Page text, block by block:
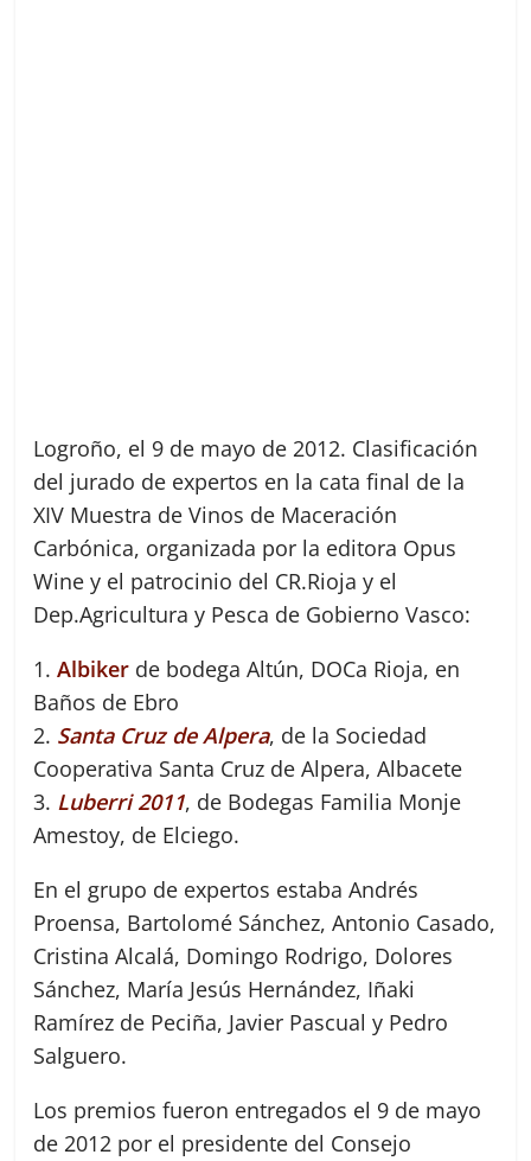
Logroño, el 9 de mayo de 2012. Clasificación
del jurado de expertos en la cata final de la
XIV Muestra de Vinos de Maceración
Carbónica, organizada por la editora Opus
Wine y el patrocinio del CR.Rioja y el
Dep.Agricultura y Pesca de Gobierno Vasco:
1.Albiker de bodega Altún, DOCa Rioja, en
Baños de Ebro
2. Santa Cruz de Alpera, de la Sociedad
Cooperativa Santa Cruz de Alpera, Albacete
3. Luberri 2011, de Bodegas Familia Monje
Amestoy, de Elciego.
En el grupo de expertos estaba Andrés
Proensa, Bartolomé Sánchez, Antonio Casado,
Cristina Alcalá, Domingo Rodrigo, Dolores
Sánchez, María Jesús Hernández, Iñaki
Ramírez de Peciña, Javier Pascual y Pedro
Salguero.
Los premios fueron entregados el 9 de mayo
de 2012 por el presidente del Consejo